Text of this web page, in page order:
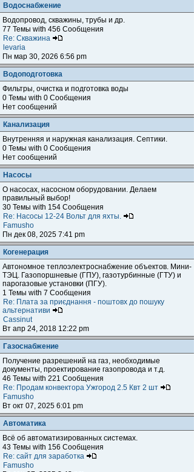
Водоснабжение
Водопровод, скважины, трубы и др.
77 Темы with 456 Сообщения
Re: Скважина
levaria
Пн мар 30, 2026 6:56 pm
Водоподготовка
Фильтры, очистка и подготовка воды
0 Темы with 0 Сообщения
Нет сообщений
Канализация
Внутренняя и наружная канализация. Септики.
0 Темы with 0 Сообщения
Нет сообщений
Насосы
О насосах, насосном оборудовании. Делаем
правильный выбор!
30 Темы with 154 Сообщения
Re: Насосы 12-24 Вольт для яхты.
Famusho
Пн дек 08, 2025 7:41 pm
Когенерация
Автономное теплоэлектроснабжение объектов. Мини-
ТЭЦ. Газопоршневые (ГПУ), газотурбинные (ГТУ) и
парогазовые установки (ПГУ).
1 Темы with 7 Сообщения
Re: Плата за приєднання - поштовх до пошуку
альтернативи
Cassinut
Вт апр 24, 2018 12:22 pm
Газоснабжение
Получение разрешений на газ, необходимые
документы, проектирование газопровода и т.д.
46 Темы with 221 Сообщения
Re: Продам конвектора Ужгород 2.5 Квт 2 шт
Famusho
Вт окт 07, 2025 6:01 pm
Автоматика
Всё об автоматизированных системах.
43 Темы with 156 Сообщения
Re: сайт для заработка
Famusho